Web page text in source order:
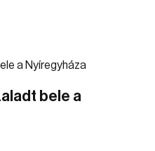
bele a